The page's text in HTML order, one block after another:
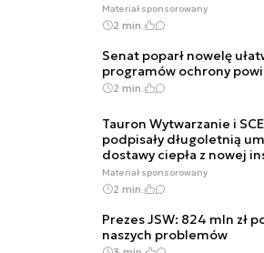
Materiał sponsorowany
2 min.
Senat poparł nowelę
programów ochrony
2 min.
Tauron Wytwarzanie i
podpisały długoletnią
dostawy ciepła z nowej
Materiał sponsorowany
2 min.
Prezes JSW: 824 mln zł
naszych problemów